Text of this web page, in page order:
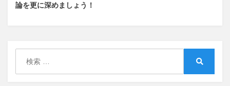
論を更に深めましょう！